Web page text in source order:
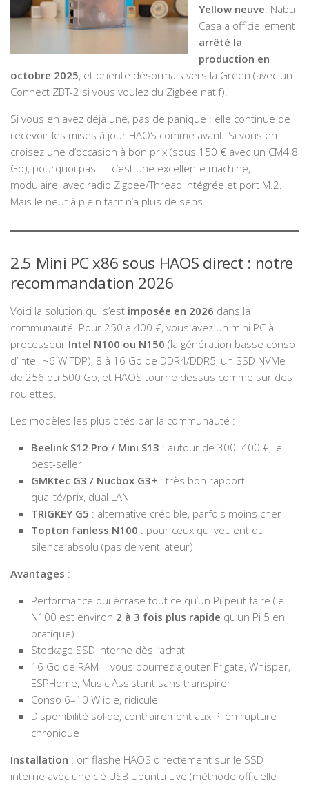
Yellow neuve . Nabu
Casa a officiellement
arrêté la
production en
octobre 2025, et oriente désormais vers la Green (avec un
Connect ZBT-2 si vous voulez du Zigbee natif).
Si vous en avez déjà une, pas de panique : elle continue de
recevoir les mises à jour HAOS comme avant. Si vous en
croisez une d’occasion à bon prix (sous 150 € avec un CM4 8
Go), pourquoi pas — c’est une excellente machine,
modulaire, avec radio Zigbee/Thread intégrée et port M.2.
Mais le neuf à plein tarif n’a plus de sens.
2.5 Mini PC x86 sous HAOS direct : notre
recommandation 2026
Voici la solution qui s’est imposée en 2026 dans la
communauté. Pour 250 à 400 €, vous avez un mini PC à
processeur Intel N100 ou N150 (la génération basse conso
d’Intel, ~6 W TDP), 8 à 16 Go de DDR4/DDR5, un SSD NVMe
de 256 ou 500 Go, et HAOS tourne dessus comme sur des
roulettes.
Les modèles les plus cités par la communauté :
Beelink S12 Pro / Mini S13 : autour de 300–400 €, le
best-seller
GMKtec G3 / Nucbox G3+ : très bon rapport
qualité/prix, dual LAN
TRIGKEY G5 : alternative crédible, parfois moins cher
Topton fanless N100 : pour ceux qui veulent du
silence absolu (pas de ventilateur)
Avantages :
Performance qui écrase tout ce qu’un Pi peut faire (le
N100 est environ 2 à 3 fois plus rapide qu’un Pi 5 en
pratique)
Stockage SSD interne dès l’achat
16 Go de RAM = vous pourrez ajouter Frigate, Whisper,
ESPHome, Music Assistant sans transpirer
Conso 6–10 W idle, ridicule
Disponibilité solide, contrairement aux Pi en rupture
chronique
Installation : on flashe HAOS directement sur le SSD
interne avec une clé USB Ubuntu Live (méthode officielle